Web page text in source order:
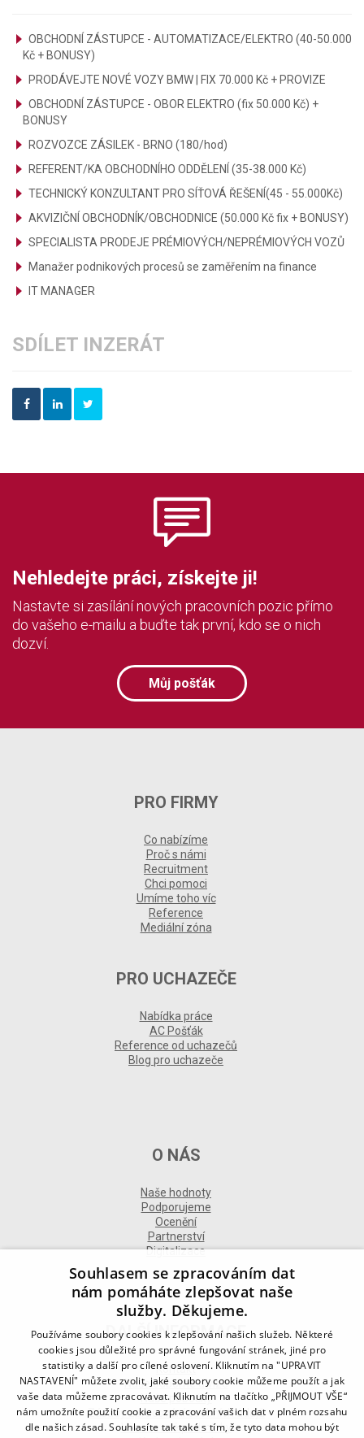
OBCHODNÍ ZÁSTUPCE - AUTOMATIZACE/ELEKTRO (40-50.000
Kč + BONUSY)
PRODÁVEJTE NOVÉ VOZY BMW | FIX 70.000 Kč + PROVIZE
OBCHODNÍ ZÁSTUPCE - OBOR ELEKTRO (fix 50.000 Kč) +
BONUSY
ROZVOZCE ZÁSILEK - BRNO (180/hod)
REFERENT/KA OBCHODNÍHO ODDĚLENÍ (35-38.000 Kč)
TECHNICKÝ KONZULTANT PRO SÍŤOVÁ ŘEŠENÍ(45 - 55.000Kč)
AKVIZIČNÍ OBCHODNÍK/OBCHODNICE (50.000 Kč fix + BONUSY)
SPECIALISTA PRODEJE PRÉMIOVÝCH/NEPRÉMIOVÝCH VOZŮ
Manažer podnikových procesů se zaměřením na finance
IT MANAGER
SDÍLET INZERÁT
Nehledejte práci, získejte ji!
Nastavte si zasílání nových pracovních pozic přímo
do vašeho e-mailu a buďte tak první, kdo se o nich
dozví.
Můj pošťák
PRO FIRMY
Co nabízíme
Proč s námi
Recruitment
Chci pomoci
Umíme toho víc
Reference
Mediální zóna
PRO UCHAZEČE
Nabídka práce
AC Pošťák
Reference od uchazečů
Blog pro uchazeče
O NÁS
Naše hodnoty
Podporujeme
Ocenění
Partnerství
Digitalizace
DALŠÍ INFORMACE
Kontakt
Naše odborné divize
Naše pobočky
Zásady zpracování osobních údajů
Všeobecné podmínky
Souhlasem se zpracováním dat
nám pomáháte zlepšovat naše
služby. Děkujeme.
Používáme soubory cookies k zlepšování našich služeb. Některé
cookies jsou důležité pro správné fungování stránek, jiné pro
statistiky a další pro cílené oslovení. Kliknutím na "UPRAVIT
NASTAVENÍ" můžete zvolit, jaké soubory cookie můžeme použít a jak
vaše data můžeme zpracovávat. Kliknutím na tlačítko „PŘIJMOUT VŠE“
nám umožníte použití cookie a zpracování vašich dat v plném rozsahu
dle našich zásad. Souhlasíte tak také s tím, že tyto data mohou být